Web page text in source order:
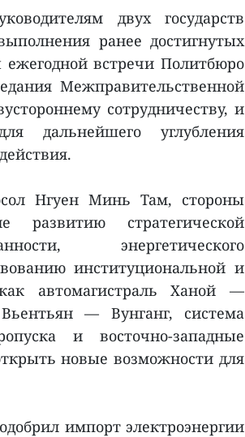
двух государств
ранее достигнутых
ежегодной встречи Политбюро
Межправительственной
сотрудничеству, и
дальнейшего углубления
Нгуен Минь Там, стороны
развитию стратегической
энергетического
институциональной и
автомагистраль Ханой —
— Вунганг, система
и восточно-западные
новые возможности для
импорт электроэнергии